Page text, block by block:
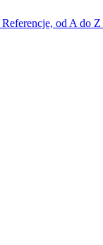
Referencje, od A do Z